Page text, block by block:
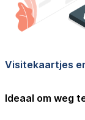
Visitekaartjes
Ideaal om weg